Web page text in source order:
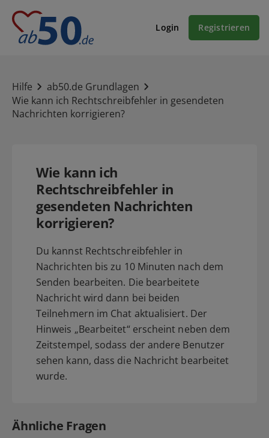
Login Registrieren
Hilfe
ab50.de Grundlagen
Wie kann ich Rechtschreibfehler in gesendeten
Nachrichten korrigieren?
Wie kann ich
Rechtschreibfehler in
gesendeten Nachrichten
korrigieren?
Du kannst Rechtschreibfehler in
Nachrichten bis zu 10 Minuten nach dem
Senden bearbeiten. Die bearbeitete
Nachricht wird dann bei beiden
Teilnehmern im Chat aktualisiert. Der
Hinweis „Bearbeitet“ erscheint neben dem
Zeitstempel, sodass der andere Benutzer
sehen kann, dass die Nachricht bearbeitet
wurde.
Ähnliche Fragen